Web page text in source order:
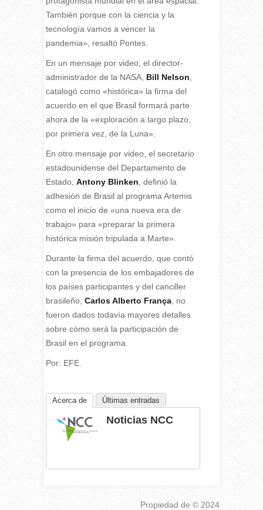
También porque con la ciencia y la
tecnología vamos a vencer la
pandemia», resaltó Pontes.
En un mensaje por video, el director-
administrador de la NASA, Bill Nelson
catalogó como «histórica» la firma del
acuerdo en el que Brasil formará parte
ahora de la «exploración a largo plazo,
por primera vez, de la Luna».
En otro mensaje por video, el secretario
estadounidense del Departamento de
Estado, Antony Blinken , definió la
adhesión de Brasil al programa Artemis
como el inicio de «una nueva era de
trabajo» para «preparar la primera
histórica misión tripulada a Marte».
Durante la firma del acuerdo, que contó
con la presencia de los embajadores de
los países participantes y del canciller
brasileño, Carlos Alberto França, no
fueron dados todavía mayores detalles
sobre cómo será la participación de
Brasil en el programa.
Por: EFE.
Acerca de Últimas entradas
Noticias NCC
Propiedad de © 2024